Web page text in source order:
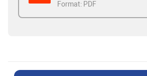
Format: PDF